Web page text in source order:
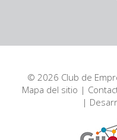
© 2026 Club de
Mapa del sitio |
|